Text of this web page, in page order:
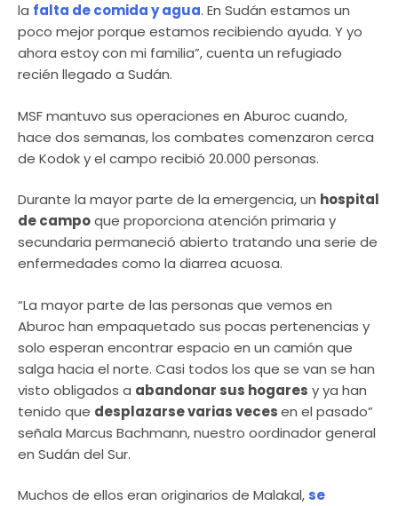
la falta de comida y agua. En Sudán estamos un
poco mejor porque estamos recibiendo ayuda. Y yo
ahora estoy con mi familia”, cuenta un refugiado
recién llegado a Sudán.
MSF mantuvo sus operaciones en Aburoc cuando,
hace dos semanas, los combates comenzaron cerca
de Kodok y el campo recibió 20.000 personas.
Durante la mayor parte de la emergencia, un hospital
de campoque proporciona atención primaria y
secundaria permaneció abierto tratando una serie de
enfermedades como la diarrea acuosa.
“La mayor parte de las personas que vemos en
Aburoc han empaquetado sus pocas pertenencias y
solo esperan encontrar espacio en un camión que
salga hacia el norte. Casi todos los que se van se han
visto obligados a abandonar sus hogares y ya han
tenido que desplazarse varias vecesen el pasado”
señala Marcus Bachmann, nuestro oordinador general
en Sudán del Sur.
Muchos de ellos eran originarios de Malakal, se